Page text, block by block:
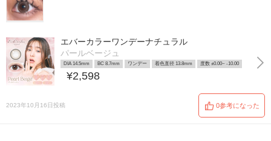
エバーカラーワンデーナチュラル
パールベージュ
DIA 14.5mm BC 8.7mm ワンデー 着色直径 13.8mm 度数 ±0.00~ -10.00
¥2,598
2023年10月16日投稿 0参考になった